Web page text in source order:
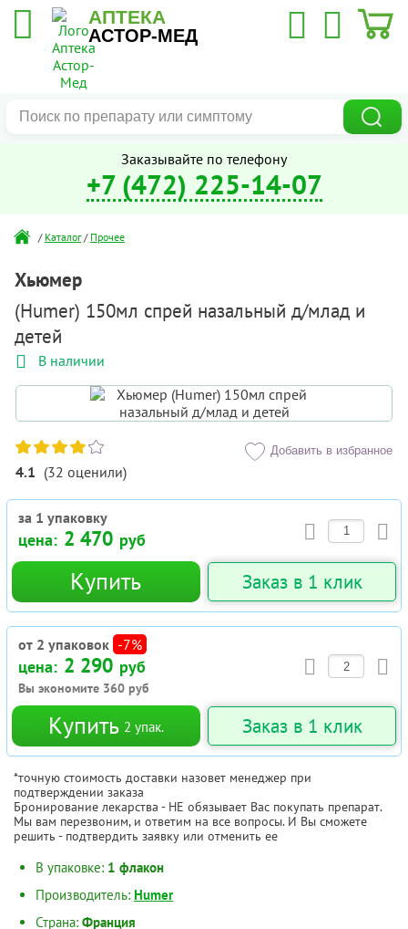
АПТЕКА
АСТОР-МЕД
Заказывайте по телефону
+7 (472) 225-14-07
/ Каталог / Прочее
Хьюмер
(Humer) 150мл спрей назальный д/млад и
детей
В наличии
4.1 (32 оценили)
Добавить в избранное
за 1 упаковку
цена: 2 470 руб
Купить Заказ в 1 клик
от 2 упаковок -7%
цена: 2 290 руб
Вы экономите 360 руб
Купить 2 упак. Заказ в 1 клик
*точную стоимость доставки назовет менеджер при
подтверждении заказа
Бронирование лекарства - НЕ обязывает Вас покупать препарат.
Мы вам перезвоним, и ответим на все вопросы. И Вы сможете
решить - подтвердить заявку или отменить ее
В упаковке: 1 флакон
Производитель: Humer
Страна: Франция